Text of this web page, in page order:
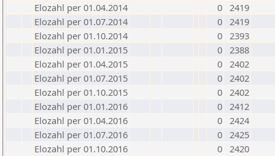
Elozahl per 01.04.2014
0 2419
Elozahl per 01.07.2014
0 2419
Elozahl per 01.10.2014
0 2393
Elozahl per 01.01.2015
0 2388
Elozahl per 01.04.2015
0 2402
Elozahl per 01.07.2015
0 2402
Elozahl per 01.10.2015
0 2402
Elozahl per 01.01.2016
0 2412
Elozahl per 01.04.2016
0 2424
Elozahl per 01.07.2016
0 2425
Elozahl per 01.10.2016
0 2420